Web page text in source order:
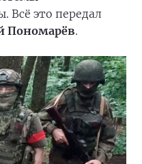
Всё это передал
Пономарёв.